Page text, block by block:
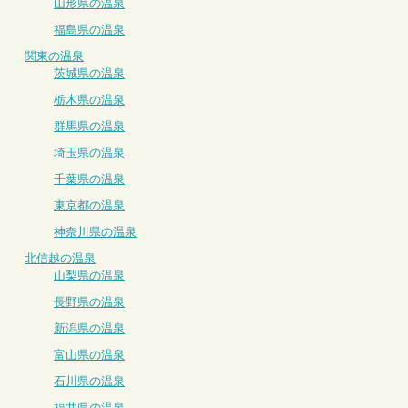
山形県の温泉
福島県の温泉
関東の温泉
茨城県の温泉
栃木県の温泉
群馬県の温泉
埼玉県の温泉
千葉県の温泉
東京都の温泉
神奈川県の温泉
北信越の温泉
山梨県の温泉
長野県の温泉
新潟県の温泉
富山県の温泉
石川県の温泉